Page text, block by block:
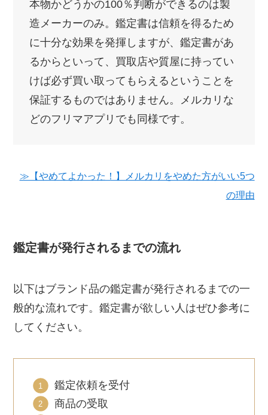
本物かどうかの100％判断ができるのは製
造メーカーのみ。鑑定書は信頼を得るため
に十分な効果を発揮しますが、鑑定書があ
るからといって、買取店や質屋に持ってい
けば必ず買い取ってもらえるということを
保証するものではありません。メルカリな
どのフリマアプリでも同様です。
≫【やめてよかった！】メルカリをやめた方がいい5つ
の理由
鑑定書が発行されるまでの流れ
以下はブランド品の鑑定書が発行されるまでの一
般的な流れです。鑑定書が欲しい人はぜひ参考に
してください。
鑑定依頼を受付
商品の受取